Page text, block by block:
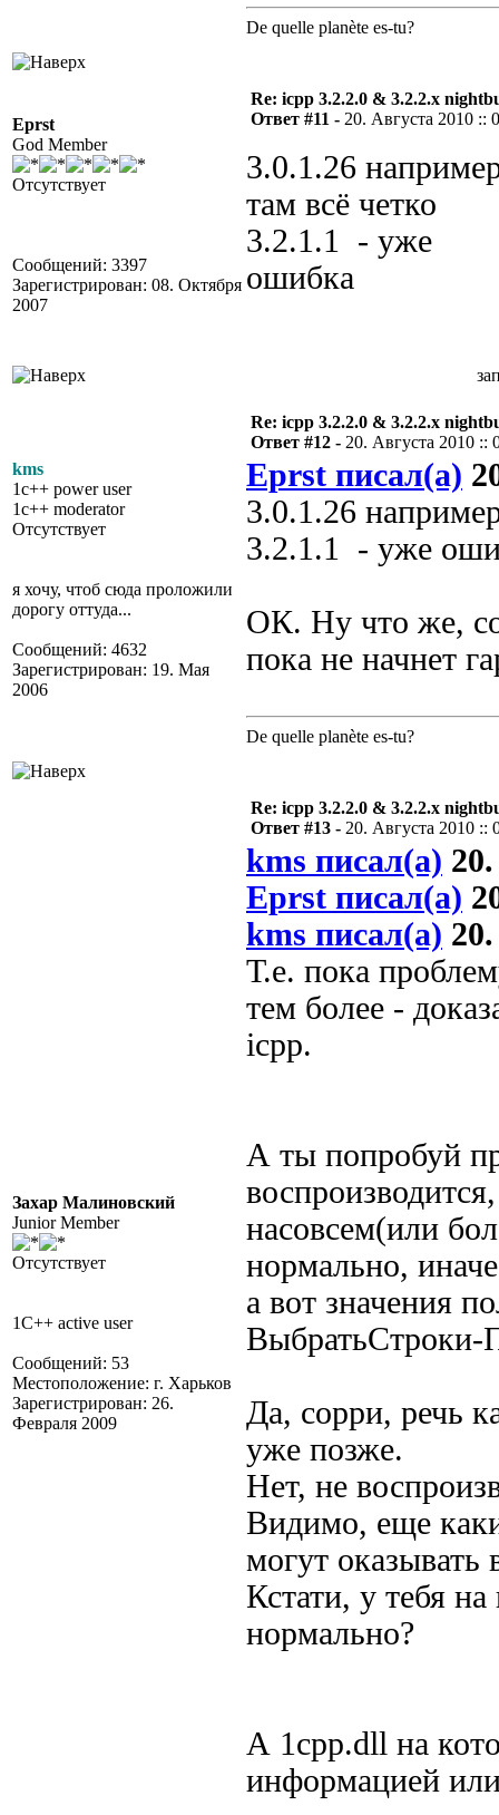
De quelle planète es-tu?
Eprst
God Member
Отсутствует
Сообщений: 3397
Зарегистрирован: 08. Октября
2007
Re: icpp 3.2.2.0 & 3.2.2.x
Ответ #11 - 20. Августа 2010 ::
3.0.1.26
там всё четко
3.2.1.1 - уже
ошибка
kms
1c++ power user
1c++ moderator
Отсутствует
я хочу, чтоб сюда проложили
дорогу оттуда...
Сообщений: 4632
Зарегистрирован: 19. Мая
2006
Re: icpp 3.2.2.0 & 3.2.2.x
Ответ #12 - 20. Августа 2010 ::
Eprst писал(а)
3.0.1.26
3.2.1.1 - уже
ОК. Ну что же,
пока не начнет
De quelle planète es-tu?
Захар Малиновский
Junior Member
Отсутствует
1C++ active user
Сообщений: 53
Местоположение: г. Харьков
Зарегистрирован: 26.
Февраля 2009
Re: icpp 3.2.2.0 & 3.2.2.x
Ответ #13 - 20. Августа 2010 ::
kms писал(а)
Eprst писал(а)
kms писал(а)
Т.е. пока
тем более -
icpp.
А ты попробуй
насовсем(или
нормально,
а вот значения
ВыбратьСтроки-
Да, сорри, речь
уже позже.
Нет, не
Видимо, еще
могут оказывать
Кстати, у тебя
нормально?
А 1сpp.dll на
информацией